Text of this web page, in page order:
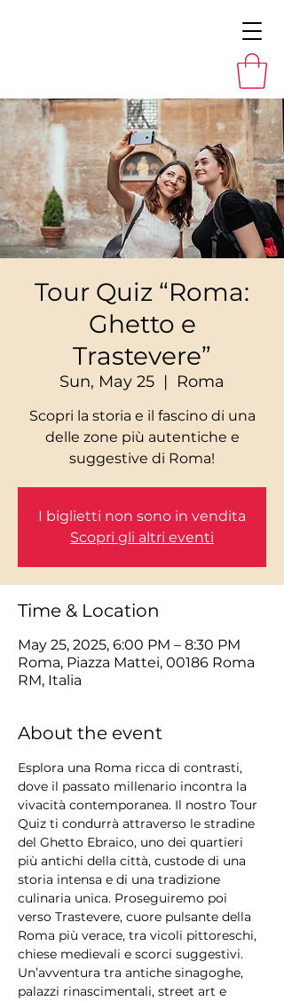
Tour Quiz “Roma:
Ghetto e
Trastevere”
Sun, May 25
  |
Roma
Scopri la storia e il fascino di una
delle zone più autentiche e
I biglietti non sono in vendita
Scopri gli altri eventi
Time & Location
May 25, 2025, 6:00 PM – 8:30 PM
Roma, Piazza Mattei, 00186 Roma
RM, Italia
About the event
Esplora una Roma ricca di contrasti,
dove il passato millenario incontra la
vivacità contemporanea. Il nostro Tour
Quiz ti condurrà attraverso le stradine
del Ghetto Ebraico, uno dei quartieri
più antichi della città, custode di una
storia intensa e di una tradizione
culinaria unica. Proseguiremo poi
verso Trastevere, cuore pulsante della
Roma più verace, tra vicoli pittoreschi,
chiese medievali e scorci suggestivi.
Un’avventura tra antiche sinagoghe,
palazzi rinascimentali, street art e